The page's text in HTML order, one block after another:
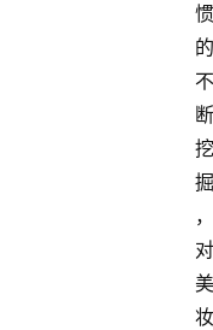
惯
的
不
断
挖
掘
，
对
美
妆